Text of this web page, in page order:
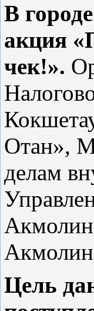
В
акция
чек!».
Отан»,
делам
Цель